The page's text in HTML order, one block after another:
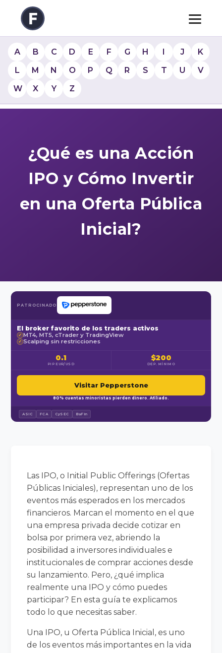
A B C D E F G H I J
K
L
M N O P Q R S T U
V
W
X Y Z
¿Qué es una Acción
IPO y Cómo Invertir
en una Oferta Pública
Inicial?
PATROCINADO
El broker favorito de los traders activos
✓ MT4, MT5, cTrader y TradingView
✓ Scalping sin restricciones
0.1
PIP EUR/USD
$200
DEP. MÍNIMO
Visitar Pepperstone
80% cuentas minoristas pierden dinero. Afiliado.
ASIC FCA CySEC BaFin
Las IPO, o Initial Public Offerings (Ofertas
Públicas Iniciales), representan uno de los
eventos más esperados en los mercados
financieros. Marcan el momento en el que
una empresa privada decide cotizar en
bolsa por primera vez, abriendo la
posibilidad a inversores individuales e
institucionales de comprar acciones desde
su lanzamiento. Pero, ¿qué implica
realmente una IPO y cómo puedes
participar? En esta guía te explicamos
todo lo que necesitas saber.
Una IPO, u Oferta Pública Inicial, es uno
de los eventos más importantes en la vida